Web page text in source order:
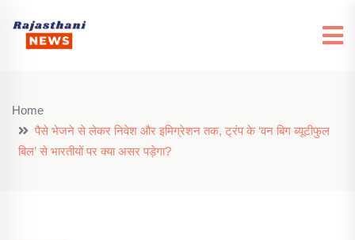
Home
पैसे भेजने से लेकर निवेश और इमिग्रेशन तक, ट्रंप के ‘वन बिग ब्यूटीफुल
बिल’ से भारतीयों पर क्या असर पड़ेगा?